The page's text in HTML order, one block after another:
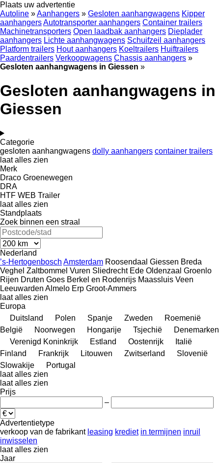
Plaats uw advertentie
Autoline »Aanhangers » Gesloten aanhangwagens Kipper
aanhangersAutotransporter aanhangers Container trailers
Machinetransporters Open laadbak aanhangers Dieplader
aanhangers Lichte aanhangwagens Schuifzeil aanhangers
Platform trailers Hout aanhangers Koeltrailers Huiftrailers
Paardentrailers Verkoopwagens Chassis aanhangers »
Gesloten aanhangwagens in Giessen »
Gesloten aanhangwagens in
Giessen
Categorie
gesloten aanhangwagens dolly aanhangers container trailers
laat alles zien
Merk
Draco Groenewegen
DRA
HTF WEB Trailer
laat alles zien
Standplaats
Zoek binnen een straal
Nederland
’s-Hertogenbosch Amsterdam Roosendaal Giessen Breda
Veghel Zaltbommel Vuren Sliedrecht Ede Oldenzaal Groenlo
Rijen Druten Goes Berkel en Rodenrijs Maassluis Veen
Leeuwarden Almelo Erp Groot-Ammers
laat alles zien
Europa
Duitsland
Polen Spanje Zweden
Roemenië
België
Noorwegen Hongarije Tsjechië
Denemarken
Verenigd Koninkrijk
Estland Oostenrijk
Italië
Finland
Frankrijk Litouwen Zwitserland
Slovenië
Slowakije
Portugal
laat alles zien
laat alles zien
Prijs
–
Advertentietype
verkoop van de fabrikant leasing krediet in termijnen inruil
inwisselen
laat alles zien
Jaar